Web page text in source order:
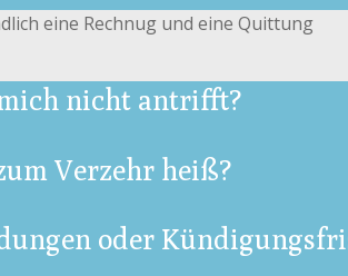
eine Rechnug und eine Quittung
nicht antrifft?
Verzehr heiß?
oder